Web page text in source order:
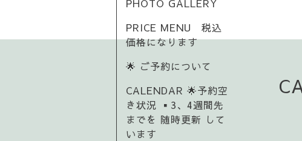
PHOTO GALLERY
PRICE MENU 税込
価格になります
🌟 ご予約について
CALENDAR 🌟予約空
き状況 ▪️3、4週間先
までを 随時更新 して
います